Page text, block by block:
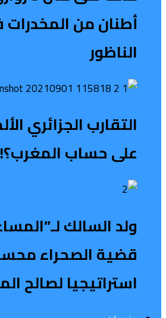
أطنان من
الناظور
التقارب الجزائري
على حساب المغرب؟!
ولد السالك
قضية الصحراء
استراتيجيا لصالح